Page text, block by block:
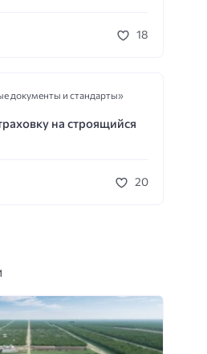
18
документы и стандарты»
на строящийся
20